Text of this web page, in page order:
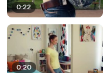
0:22
0:20